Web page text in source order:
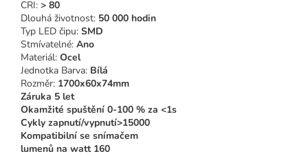
CRI: > 80
Dlouhá životnost: 50 000 hodin
Typ LED čipu: SMD
Stmívatelné: Ano
Materiál: Ocel
Jednotka Barva: Bílá
Rozměr: 1700x60x74mm
Záruka 5 let
Okamžité spuštění 0-100 % za <1s
Cykly zapnutí/vypnutí>15000
Kompatibilní se snímačem
lumenů na watt 160